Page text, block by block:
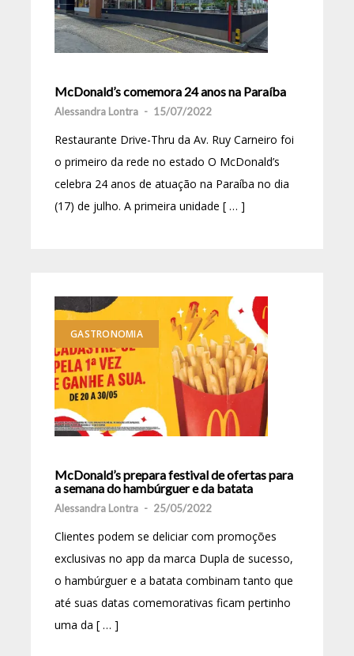
McDonald’s comemora 24 anos na Paraíba
Alessandra Lontra - 15/07/2022
Restaurante Drive-Thru da Av. Ruy Carneiro foi
o primeiro da rede no estado O McDonald’s
celebra 24 anos de atuação na Paraíba no dia
(17) de julho. A primeira unidade [ … ]
GASTRONOMIA
McDonald’s prepara festival de ofertas para
a semana do hambúrguer e da batata
Alessandra Lontra - 25/05/2022
Clientes podem se deliciar com promoções
exclusivas no app da marca Dupla de sucesso,
o hambúrguer e a batata combinam tanto que
até suas datas comemorativas ficam pertinho
uma da [ … ]